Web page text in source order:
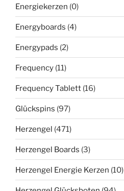
Energiekerzen (0)
Energyboards (4)
Energypads (2)
Frequency (11)
Frequency Tablett (16)
Glückspins (97)
Herzengel (471)
Herzengel Boards (3)
Herzengel Energie Kerzen (10)